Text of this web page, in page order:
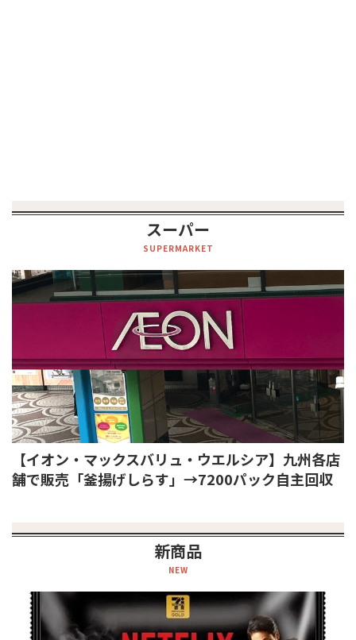
スーパー
SUPERMARKET
【イオン・マックスバリュ・ウエルシア】九州各店
舗で販売「釜揚げしらす」→7200パック自主回収
新商品
NEW